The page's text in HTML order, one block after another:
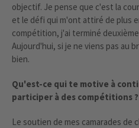
objectif. Je pense que c'est la
et le défi qui m'ont attiré de plus
compétition, j'ai terminé
Aujourd'hui, si je ne viens pas au
bien.
Qu'est-ce qui te motive à
participer à des compétitions ?
Le soutien de mes camarades de